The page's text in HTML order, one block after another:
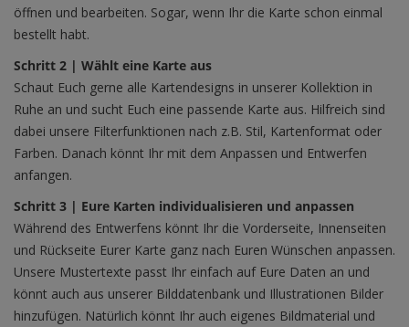
öffnen und bearbeiten. Sogar, wenn Ihr die Karte schon einmal
bestellt habt.
Schritt 2 | Wählt eine Karte aus
Schaut Euch gerne alle Kartendesigns in unserer Kollektion in
Ruhe an und sucht Euch eine passende Karte aus. Hilfreich sind
dabei unsere Filterfunktionen nach z.B. Stil, Kartenformat oder
Farben. Danach könnt Ihr mit dem Anpassen und Entwerfen
anfangen.
Schritt 3 | Eure Karten individualisieren und anpassen
Während des Entwerfens könnt Ihr die Vorderseite, Innenseiten
und Rückseite Eurer Karte ganz nach Euren Wünschen anpassen.
Unsere Mustertexte passt Ihr einfach auf Eure Daten an und
könnt auch aus unserer Bilddatenbank und Illustrationen Bilder
hinzufügen. Natürlich könnt Ihr auch eigenes Bildmaterial und